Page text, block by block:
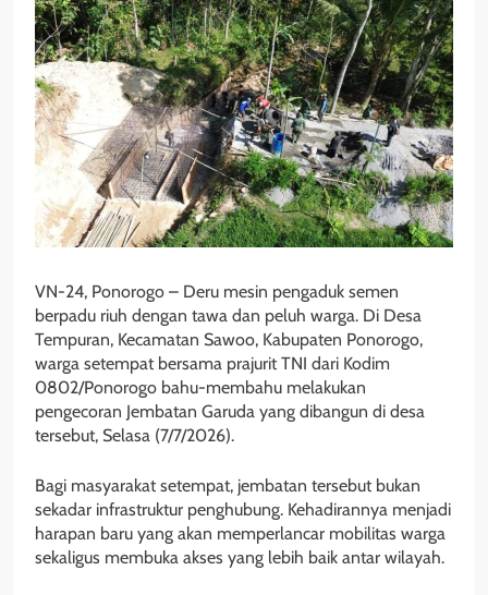
VN-24, Ponorogo – Deru mesin pengaduk semen
berpadu riuh dengan tawa dan peluh warga. Di Desa
Tempuran, Kecamatan Sawoo, Kabupaten Ponorogo,
warga setempat bersama prajurit TNI dari Kodim
0802/Ponorogo bahu-membahu melakukan
pengecoran Jembatan Garuda yang dibangun di desa
tersebut, Selasa (7/7/2026).
Bagi masyarakat setempat, jembatan tersebut bukan
sekadar infrastruktur penghubung. Kehadirannya menjadi
harapan baru yang akan memperlancar mobilitas warga
sekaligus membuka akses yang lebih baik antar wilayah.